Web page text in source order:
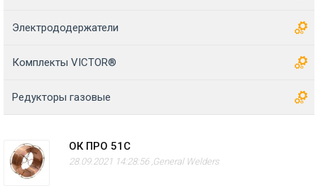
Электрододержатели
Комплекты VICTOR®
Редукторы газовые
ОК ПРО 51С
28.09.2021 14:28:56 , General Welders